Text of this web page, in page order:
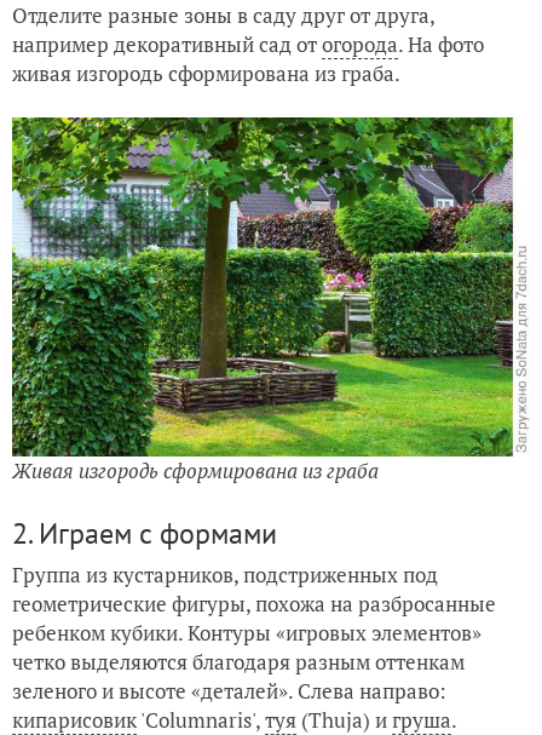
Отделите разные зоны в саду друг от друга,
например декоративный сад отогорода. На фото
живая изгородь сформирована из граба.
Живая изгородь сформирована из граба
2. Играем с формами
Группа из кустарников, подстриженных под
геометрические фигуры, похожа на разбросанные
ребенком кубики. Контуры «игровых элементов»
четко выделяются благодаря разным оттенкам
зеленого и высоте «деталей». Слева направо:
кипарисовик'Columnaris',туя (Thuja) игруша.